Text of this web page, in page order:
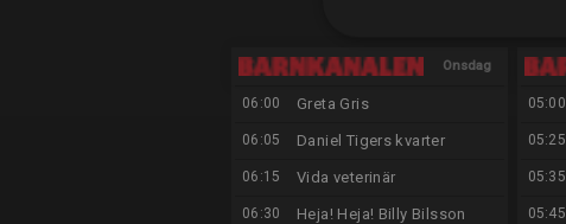
Onsdag
06:00 Greta Gris
06:05 Daniel Tigers kvarter
06:15 Vida veterinär
06:30 Heja! Heja! Billy Bilsson
05:00
05:25
05:35
05:45